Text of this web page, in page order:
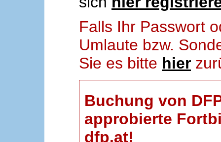
Falls Ihr Passwort
Umlaute bzw.
Sie es bitte hier
Buchung von
approbierte
dfp.at!